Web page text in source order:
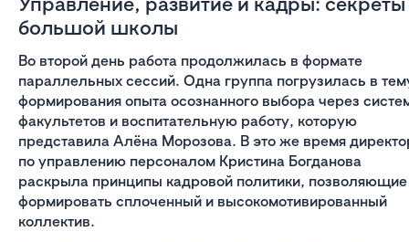
большой школы
Во второй день работа продолжилась в формате
параллельных сессий. Одна группа погрузилась в
формирования опыта осознанного выбора через
факультетов и воспитательную работу, которую
представила Алёна Морозова. В это же время
по управлению персоналом Кристина Богданова
раскрыла принципы кадровой политики, позволяющие
формировать сплоченный и высокомотивированный
коллектив.